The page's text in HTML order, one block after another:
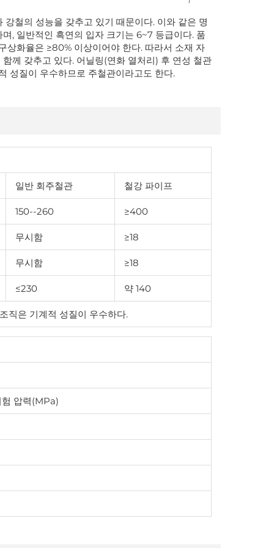
철의 성능을 갖추고 있기 때문이다. 이와 같은 명
, 일반적인 흑연의 입자 크기는 6~7 등급이다. 품
상화율은 ≥80% 이상이어야 한다. 따라서 소재 자
께 갖추고 있다. 어닐링(연화 열처리) 후 연성 철관
성질이 우수하므로 주철관이라고도 한다.
일반 회주철관 철강 파이프
150--260 ≥400
무시함 ≥18
무시함 ≥18
≤230 약 140
직은 기계적 성질이 우수하다.
압력(MPa)